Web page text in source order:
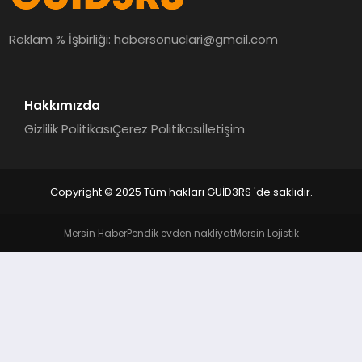
MAGAZIN
Reklam % İşbirliği:habersonuclari@gmail.com
Hakkımızda
Gizlilik PolitikasıÇerez Politikasıİletişim
Copyright © 2025 Tüm hakları GUİD3RS 'de saklıdır.
Mersin HaberPendik evden nakliyatMersin Lojistik